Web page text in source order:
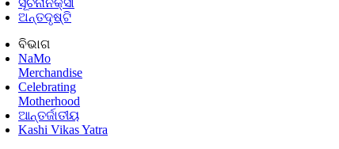
ସୂଚନାନକ୍ସା
ଅନ୍ତଦୃଷ୍ଟି
ବିଭାଗ
NaMo
Merchandise
Celebrating
Motherhood
ଆନ୍ତର୍ଜାତୀୟ
Kashi Vikas Yatra